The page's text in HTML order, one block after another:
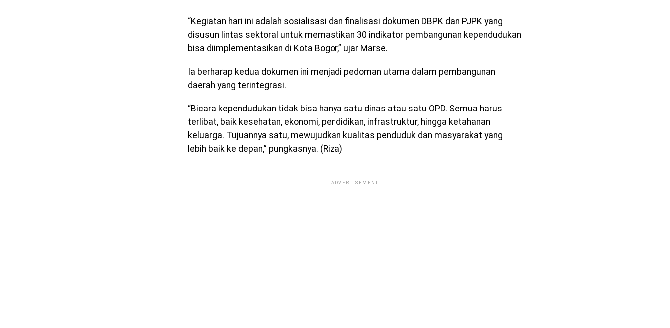
“Kegiatan hari ini adalah sosialisasi dan finalisasi dokumen DBPK dan PJPK yang
disusun lintas sektoral untuk memastikan 30 indikator pembangunan kependudukan
bisa diimplementasikan di Kota Bogor,” ujar Marse.
Ia berharap kedua dokumen ini menjadi pedoman utama dalam pembangunan
daerah yang terintegrasi.
“Bicara kependudukan tidak bisa hanya satu dinas atau satu OPD. Semua harus
terlibat, baik kesehatan, ekonomi, pendidikan, infrastruktur, hingga ketahanan
keluarga. Tujuannya satu, mewujudkan kualitas penduduk dan masyarakat yang
lebih baik ke depan,” pungkasnya. (Riza)
ADVERTISEMENT